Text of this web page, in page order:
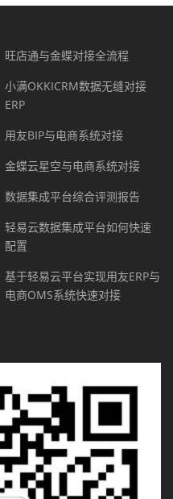
旺店通与金蝶对接全流程
小满OKKICRM数据无缝对接
ERP
用友BIP与电商系统对接
金蝶云星空与电商系统对接
数据集成平台综合评测报告
轻易云数据集成平台如何快速
配置
基于轻易云平台实现用友ERP与
电商OMS系统快速对接